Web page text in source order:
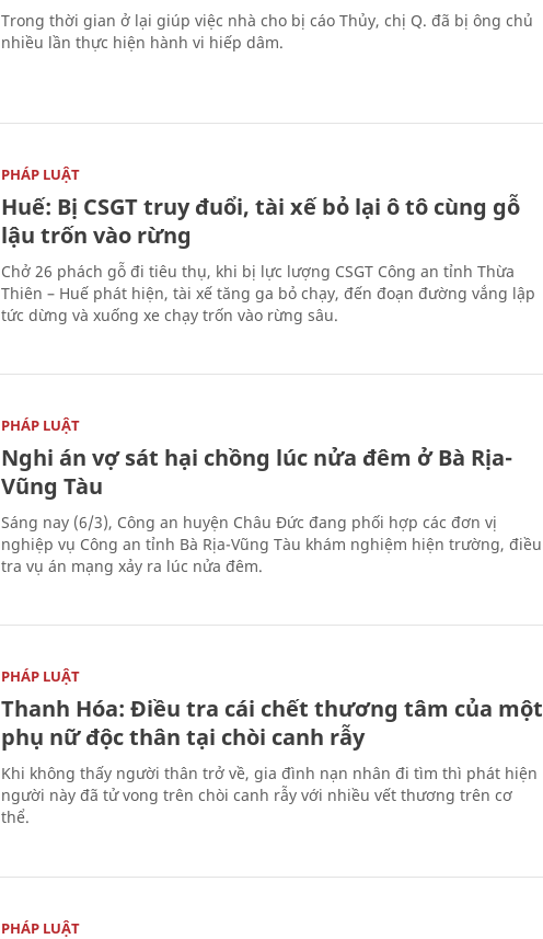
Trong thời gian ở lại giúp việc nhà cho bị cáo Thủy, chị Q. đã bị ông chủ
nhiều lần thực hiện hành vi hiếp dâm.
PHÁP LUẬT
Huế: Bị CSGT truy đuổi, tài xế bỏ lại ô tô cùng gỗ
lậu trốn vào rừng
Chở 26 phách gỗ đi tiêu thụ, khi bị lực lượng CSGT Công an tỉnh Thừa
Thiên – Huế phát hiện, tài xế tăng ga bỏ chạy, đến đoạn đường vắng lập
tức dừng và xuống xe chạy trốn vào rừng sâu.
PHÁP LUẬT
Nghi án vợ sát hại chồng lúc nửa đêm ở Bà Rịa-
Vũng Tàu
Sáng nay (6/3), Công an huyện Châu Đức đang phối hợp các đơn vị
nghiệp vụ Công an tỉnh Bà Rịa-Vũng Tàu khám nghiệm hiện trường, điều
tra vụ án mạng xảy ra lúc nửa đêm.
PHÁP LUẬT
Thanh Hóa: Điều tra cái chết thương tâm của một
phụ nữ độc thân tại chòi canh rẫy
Khi không thấy người thân trở về, gia đình nạn nhân đi tìm thì phát hiện
người này đã tử vong trên chòi canh rẫy với nhiều vết thương trên cơ
thể.
PHÁP LUẬT